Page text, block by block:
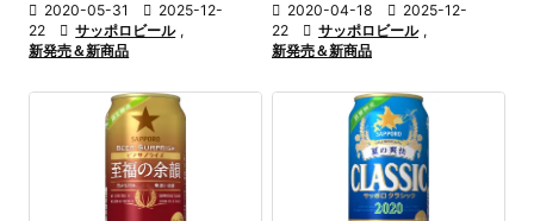
 2020-05-31  2025-12-
22
 サッポロビール ,
新発売＆新商品
 2020-04-18  2025-12-
22
 サッポロビール ,
新発売＆新商品